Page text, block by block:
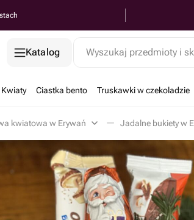
Katalog Wyszukaj przedmioty i
Kwiaty Ciastka bento Truskawki w czekoladzie
kwiatowa w Erywań Jadalne bukiety w